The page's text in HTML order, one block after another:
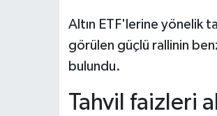
Altın ETF'lerine yönelik
görülen güçlü rallinin
bulundu.
Tahvil faizleri